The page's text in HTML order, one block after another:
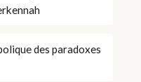
des paradoxes